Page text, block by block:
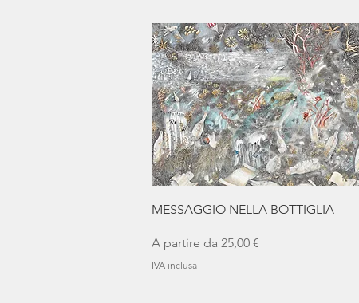
Vista rapida
MESSAGGIO NELLA BOTTIGLIA
A partire da 25,00 €
Prezzo scontato
IVA inclusa